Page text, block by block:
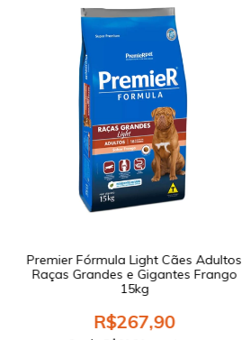
Premier Fórmula Light Cães Adultos
Raças Grandes e Gigantes Frango
15kg
R$267,90